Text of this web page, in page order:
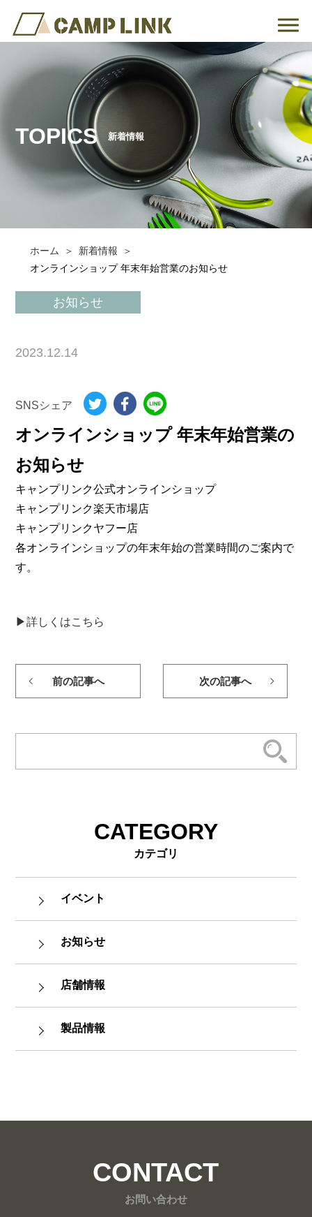
TOPICS 新着情報
ホーム
新着情報
オンラインショップ 年末年始営業のお知らせ
お知らせ
2023.12.14
SNSシェア
オンラインショップ 年末年始営業の
お知らせ
キャンプリンク公式オンラインショップ
キャンプリンク楽天市場店
キャンプリンクヤフー店
各オンラインショップの年末年始の営業時間のご案内で
す。
▶詳しくはこちら
前の記事へ 次の記事へ
CATEGORY
カテゴリ
イベント
お知らせ
店舗情報
製品情報
CONTACT
お問い合わせ